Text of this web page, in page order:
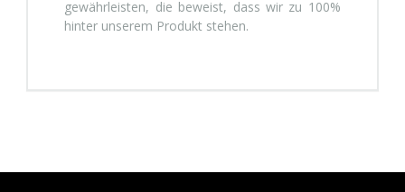
gewährleisten, die beweist, dass wir zu 100%
hinter unserem Produkt stehen.